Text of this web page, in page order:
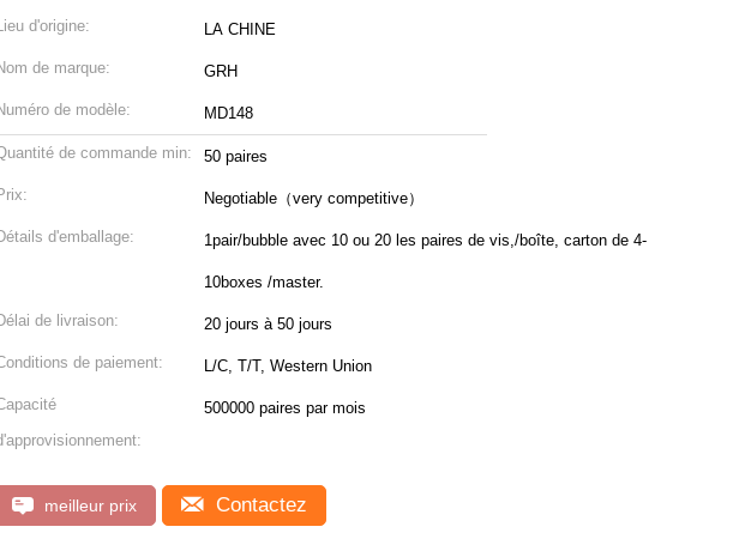
d'origine: LA CHINE
de marque: GRH
de modèle: MD148
de commande min: 50 paires
Negotiable（very competitive）
d'emballage: 1pair/bubble avec 10 ou 20 les paires de vis,/boîte, carton de 4-
10boxes /master.
de livraison: 20 jours à 50 jours
de paiement: L/C, T/T, Western Union
500000 paires par mois
meilleur prix Contactez